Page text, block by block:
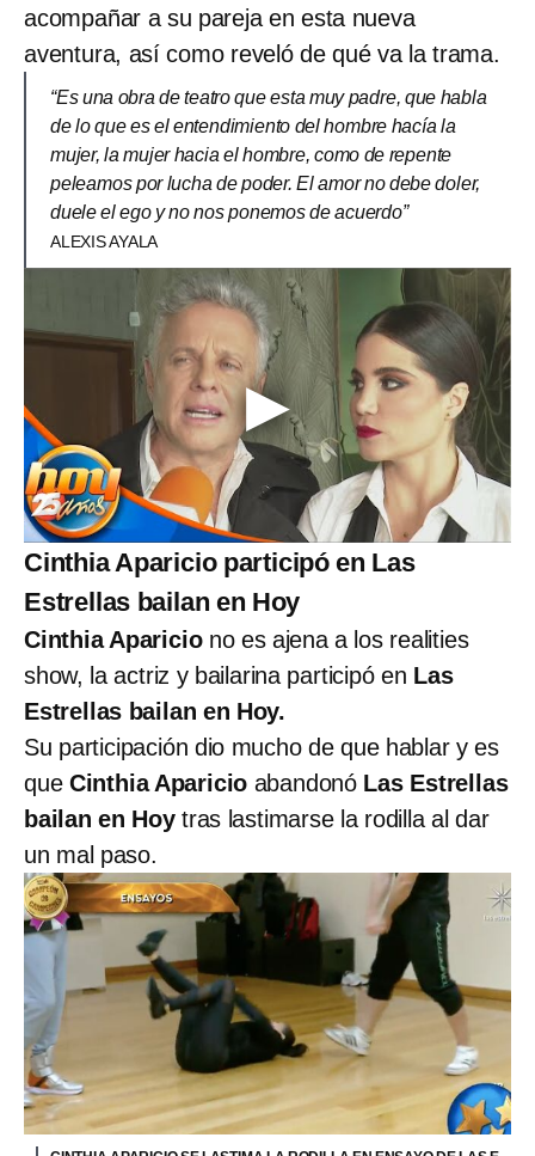
acompañar a su pareja en esta nueva
aventura, así como reveló de qué va la trama.
“Es una obra de teatro que esta muy padre, que habla
de lo que es el entendimiento del hombre hacía la
mujer, la mujer hacia el hombre, como de repente
peleamos por lucha de poder. El amor no debe doler,
duele el ego y no nos ponemos de acuerdo”
ALEXIS AYALA
Cinthia Aparicio participó en Las
Estrellas bailan en Hoy
Cinthia Apariciono es ajena a los realities
show, la actriz y bailarina participó en Las
Estrellas bailan en Hoy.
Su participación dio mucho de que hablar y es
que Cinthia Aparicio abandonó Las Estrellas
bailan en Hoytras lastimarse la rodilla al dar
un mal paso.